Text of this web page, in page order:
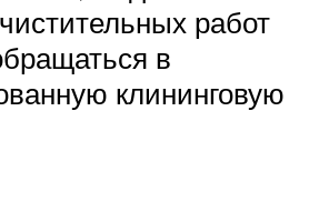
работ
в
клининговую